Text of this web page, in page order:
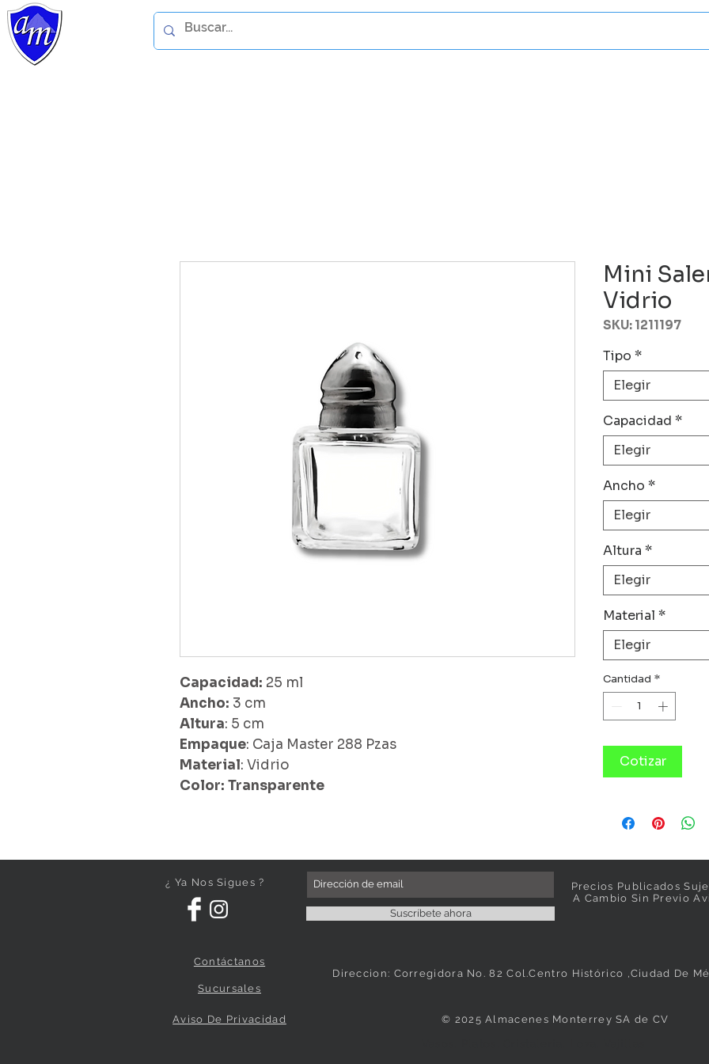
Capacidad: 25 ml
Ancho: 3 cm
Altura: 5 cm
Empaque: Caja Master 288 Pzas
Material: Vidrio
Color: Transparente
Mini
Vidrio
SKU: 1211197
Tipo *
Elegir
Capacidad *
Elegir
Ancho *
Elegir
Altura *
Elegir
Material *
Elegir
Cantidad *
Cotizar
¿ Ya Nos Sigues ?
Suscríbete ahora
Precios Publicados
A Cambio Sin Previo
Contáctanos
Direccion: Corregidora No. 82 Col.Centro Histórico ,Ciudad De
Sucursales
Aviso De Privacidad © 2025 Almacenes Monterrey SA de CV